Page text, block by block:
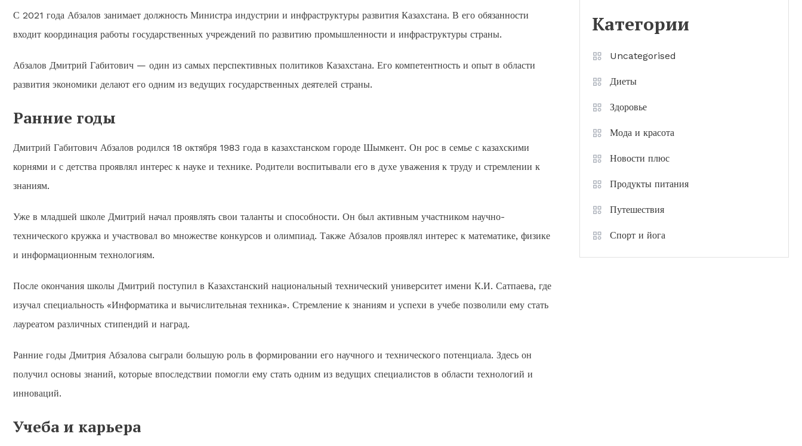
С 2021 года Абзалов занимает должность Министра индустрии и инфраструктуры развития Казахстана. В его обязанности
входит координация работы государственных учреждений по развитию промышленности и инфраструктуры страны.
Абзалов Дмитрий Габитович — один из самых перспективных политиков Казахстана. Его компетентность и опыт в области
развития экономики делают его одним из ведущих государственных деятелей страны.
Ранние годы
Дмитрий Габитович Абзалов родился 18 октября 1983 года в казахстанском городе Шымкент. Он рос в семье с казахскими
корнями и с детства проявлял интерес к науке и технике. Родители воспитывали его в духе уважения к труду и стремлении к
знаниям.
Уже в младшей школе Дмитрий начал проявлять свои таланты и способности. Он был активным участником научно-
технического кружка и участвовал во множестве конкурсов и олимпиад. Также Абзалов проявлял интерес к математике, физике
и информационным технологиям.
После окончания школы Дмитрий поступил в Казахстанский национальный технический университет имени К.И. Сатпаева, где
изучал специальность «Информатика и вычислительная техника». Стремление к знаниям и успехи в учебе позволили ему стать
лауреатом различных стипендий и наград.
Ранние годы Дмитрия Абзалова сыграли большую роль в формировании его научного и технического потенциала. Здесь он
получил основы знаний, которые впоследствии помогли ему стать одним из ведущих специалистов в области технологий и
инноваций.
Учеба и карьера
Категории
Uncategorised
Диеты
Здоровье
Мода и красота
Новости плюс
Продукты питания
Путешествия
Спорт и йога